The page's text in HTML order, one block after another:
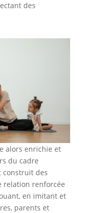
des
alors enrichie et
du cadre
construit des
relation renforcée
en imitant et
parents et